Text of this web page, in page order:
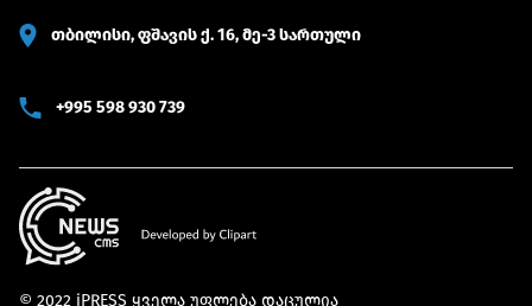
თბილისი, ფშავის ქ. 16, მე-3 სართული
+995 598 930 739
© 2022 iPRESS ყველა უფლება დაცულია